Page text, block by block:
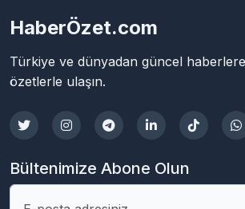
HaberÖzet.com
Türkiye ve dünyadan güncel
özetlerle ulaşın.
Bültenimize Abone Olun